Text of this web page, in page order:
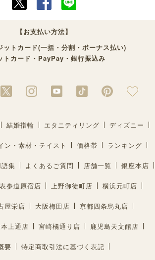
【お支払い方法】
ットカード(一括・分割・ボーナス払い)
トカード・PayPay・銀行振込み
結婚指輪 エタニティリング ディズニー
ン・素材・テイスト 価格帯 ランキング
集 よくあるご質問 店舗一覧 銀座本店
表参道原宿店 上野御徒町店 横浜元町店
屋栄店 大阪梅田店 京都四条烏丸店
上通店 宮崎橘通り店 鹿児島天文館店
要 特定商取引法に基づく表記